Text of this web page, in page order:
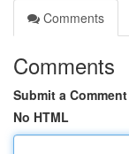
Comments
Comments
Submit a Comment
No HTML